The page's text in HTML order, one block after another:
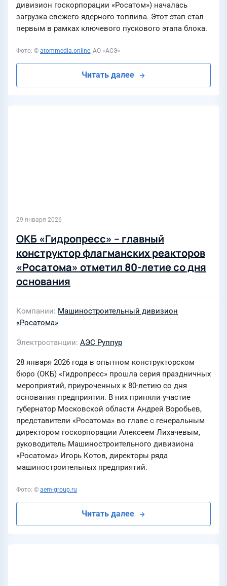
дивизион госкорпорации «Росатом») началась
загрузка свежего ядерного топлива. Этот этап стал
первым в рамках ключевого пускового этапа блока.
Читать далее
Фото: © atommedia.online, АО «АСЭ»
29 января 2026
ОКБ «Гидропресс» – главный
конструктор флагманских реакторов
«Росатома» отметил 80-летие со дня
основания
Компании Машиностроительный дивизион
«Росатома»
Электростанции АЭС Руппур
28 января 2026 года в опытном конструкторском
бюро (ОКБ) «Гидропресс» прошла серия праздничных
мероприятий, приуроченных к 80-летию со дня
основания предприятия. В них приняли участие
губернатор Московской области Андрей Воробьев,
представители «Росатома» во главе с генеральным
директором госкорпорации Алексеем Лихачевым,
руководитель Машиностроительного дивизиона
«Росатома» Игорь Котов, директоры ряда
машиностроительных предприятий.
Читать далее
Фото: © aem-group.ru